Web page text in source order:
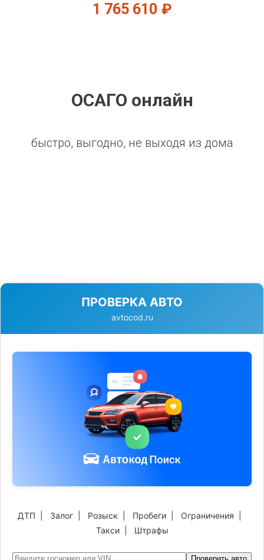
1 765 610 ₽
ОСАГО онлайн
быстро, выгодно, не выходя из дома
ПРОВЕРКА АВТО
avtocod.ru
ДТП Залог Розыск Пробеги Ограничения
Такси| Штрафы